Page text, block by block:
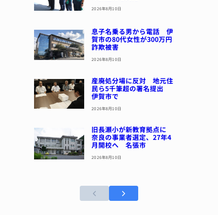
2026年8月10日
息子名乗る男から電話 伊
賀市の80代女性が300万円
詐欺被害
2026年8月10日
産廃処分場に反対 地元住
民ら5千筆超の署名提出
伊賀市で
2026年8月10日
旧長瀬小が新教育拠点に
奈良の事業者選定、27年4
月開校へ 名張市
2026年8月10日